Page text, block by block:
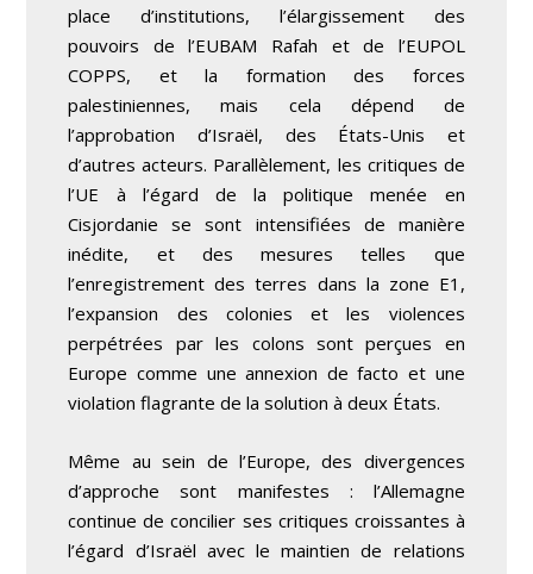
place d’institutions, l’élargissement des
pouvoirs de l’EUBAM Rafah et de l’EUPOL
COPPS, et la formation des forces
palestiniennes, mais cela dépend de
l’approbation d’Israël, des États-Unis et
d’autres acteurs. Parallèlement, les critiques de
l’UE à l’égard de la politique menée en
Cisjordanie se sont intensifiées de manière
inédite, et des mesures telles que
l’enregistrement des terres dans la zone E1,
l’expansion des colonies et les violences
perpétrées par les colons sont perçues en
Europe comme une annexion de facto et une
violation flagrante de la solution à deux États.
Même au sein de l’Europe, des divergences
d’approche sont manifestes : l’Allemagne
continue de concilier ses critiques croissantes à
l’égard d’Israël avec le maintien de relations